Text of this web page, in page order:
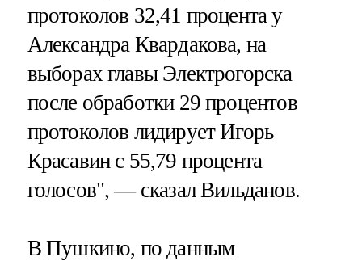
протоколов 32,41 процента у
Александра Квардакова, на
выборах главы Электрогорска
после обработки 29 процентов
протоколов лидирует Игорь
Красавин с 55,79 процента
голосов", — сказал Вильданов.
В Пушкино, по данным